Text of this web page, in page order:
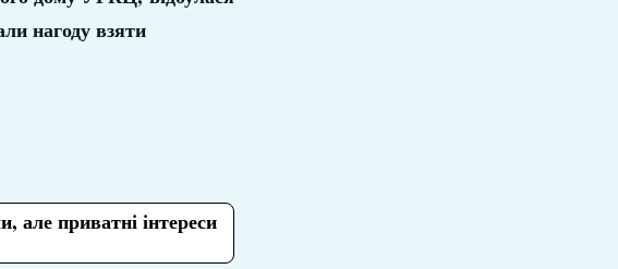
нагоду взяти
приватні інтереси